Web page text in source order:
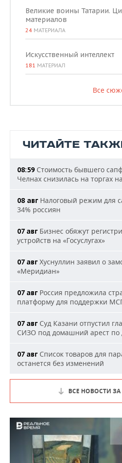
Великие воины Татарии.
материалов
24 МАТЕРИАЛА
Искусственный интеллект
181 МАТЕРИАЛ
Все
ЧИТАЙТЕ
08:59 Стоимость бывшего
Челнах снизилась на торгах
08 авг Налоговый режим для
34% россиян
07 авг Бизнес обяжут
устройств на «Госуслугах»
07 авг Хуснуллин заявил о
«Меридиан»
07 авг Россия предложила
платформу для поддержки
07 авг Суд Казани отпустил
СИЗО под домашний арест по
07 авг Список товаров для
останется без изменений
ВСЕ НОВОСТИ